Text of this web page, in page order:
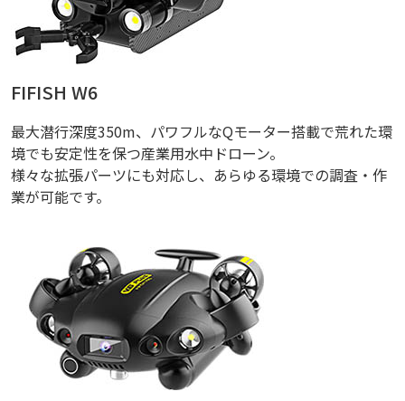
FIFISH W6
最大潜行深度350m、パワフルなQモーター搭載で荒れた環
境でも安定性を保つ産業用水中ドローン。
様々な拡張パーツにも対応し、あらゆる環境での調査・作
業が可能です。